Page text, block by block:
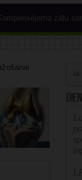
zāļu